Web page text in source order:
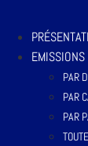
EMISSIONS
PAR
PAR
PAR